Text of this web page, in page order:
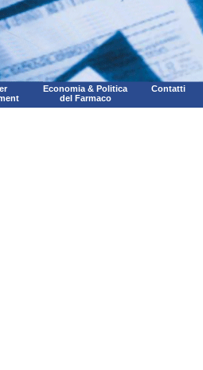
Economia & Politica
del Farmaco
Contatti